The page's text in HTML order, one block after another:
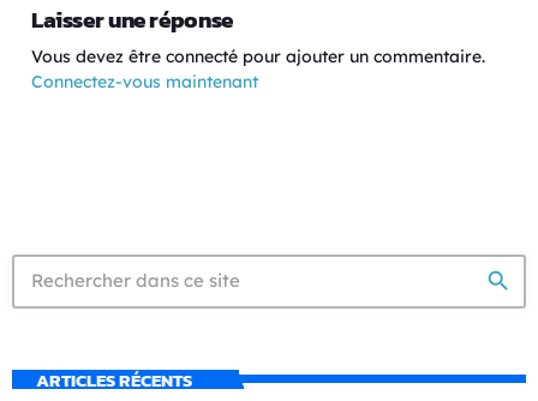
Laisser une réponse
Vous devez être connecté pour ajouter un commentaire.
Connectez-vous maintenant
search
ARTICLES RÉCENTS